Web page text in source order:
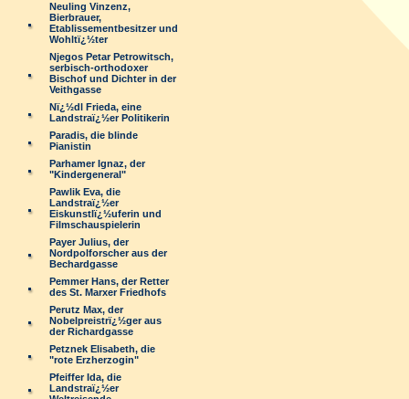
Neuling Vinzenz,
Bierbrauer,
Etablissementbesitzer und
Wohltï¿½ter
Njegos Petar Petrowitsch,
serbisch-orthodoxer
Bischof und Dichter in der
Veithgasse
Nï¿½dl Frieda, eine
Landstraï¿½er Politikerin
Paradis, die blinde
Pianistin
Parhamer Ignaz, der
"Kindergeneral"
Pawlik Eva, die
Landstraï¿½er
Eiskunstlï¿½uferin und
Filmschauspielerin
Payer Julius, der
Nordpolforscher aus der
Bechardgasse
Pemmer Hans, der Retter
des St. Marxer Friedhofs
Perutz Max, der
Nobelpreistrï¿½ger aus
der Richardgasse
Petznek Elisabeth, die
"rote Erzherzogin"
Pfeiffer Ida, die
Landstraï¿½er